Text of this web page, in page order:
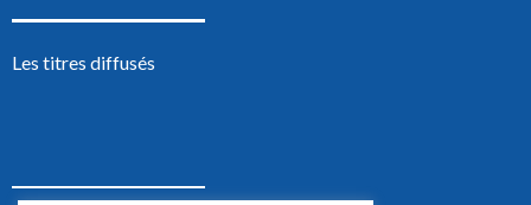
Les titres diffusés